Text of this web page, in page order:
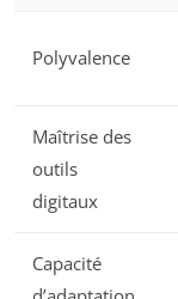
Polyvalence
Maîtrise des
outils
digitaux
Capacité